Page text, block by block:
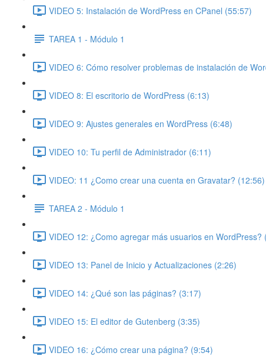
VIDEO 5: Instalación de WordPress en CPanel (55:57)
TAREA 1 - Módulo 1
VIDEO 6: Cómo resolver problemas de instalación de
VIDEO 8: El escritorio de WordPress (6:13)
VIDEO 9: Ajustes generales en WordPress (6:48)
VIDEO 10: Tu perfil de Administrador (6:11)
VIDEO: 11 ¿Como crear una cuenta en Gravatar? (12:56)
TAREA 2 - Módulo 1
VIDEO 12: ¿Como agregar más usuarios en WordPress?
VIDEO 13: Panel de Inicio y Actualizaciones (2:26)
VIDEO 14: ¿Qué son las páginas? (3:17)
VIDEO 15: El editor de Gutenberg (3:35)
VIDEO 16: ¿Cómo crear una página? (9:54)